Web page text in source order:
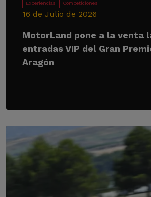
Experiencias Competiciones
16 de Julio de 2026
MotorLand pone a la venta
entradas VIP del Gran
Aragón